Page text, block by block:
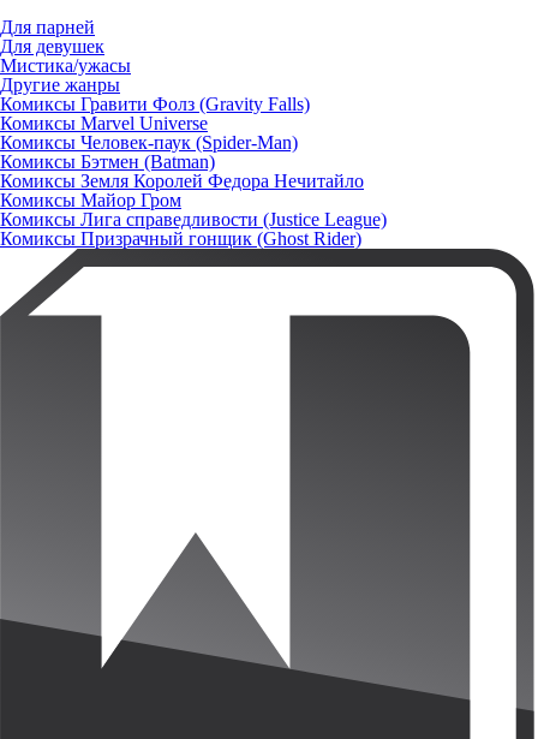
Для парней
Для девушек
Мистика/ужасы
Другие жанры
Комиксы Гравити Фолз (Gravity Falls)
Комиксы Marvel Universe
Комиксы Человек-паук (Spider-Man)
Комиксы Бэтмен (Batman)
Комиксы Земля Королей Федора Нечитайло
Комиксы Майор Гром
Комиксы Лига справедливости (Justice League)
Комиксы Призрачный гонщик (Ghost Rider)